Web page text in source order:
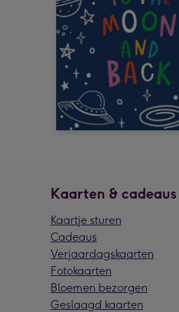
Kaarten & cadeaus
Kaartje sturen
Cadeaus
Verjaardagskaarten
Fotokaarten
Bloemen bezorgen
Geslaagd kaarten